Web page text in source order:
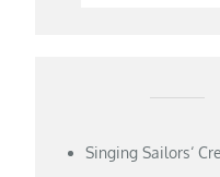
Singing Sailors‘